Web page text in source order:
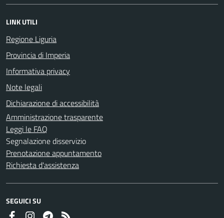
LINK UTILI
Regione Liguria
Provincia di Imperia
Informativa privacy
Note legali
Dichiarazione di accessibilità
Amministrazione trasparente
Leggi le FAQ
Segnalazione disservizio
Prenotazione appuntamento
Richiesta d'assistenza
SEGUICI SU